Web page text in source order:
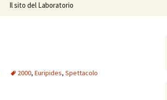
Il sito del Laboratorio
2000, Euripides, Spettacolo